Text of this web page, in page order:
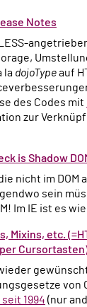
Notes
la dojoTypeauf
des Codes mit
zur
is Shadow
sein
Im IE ist es
Mixins, etc.
von
1994 (nur